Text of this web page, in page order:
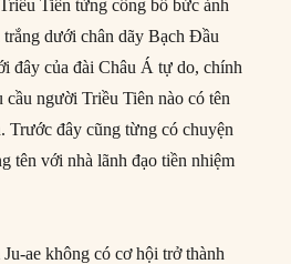
Tiên từng công bố bức ảnh
dưới chân dãy Bạch Đầu
đây của đài Châu Á tự do, chính
cầu người Triều Tiên nào có tên
Trước đây cũng từng có chuyện
tên với nhà lãnh đạo tiền nhiệm
ae không có cơ hội trở thành